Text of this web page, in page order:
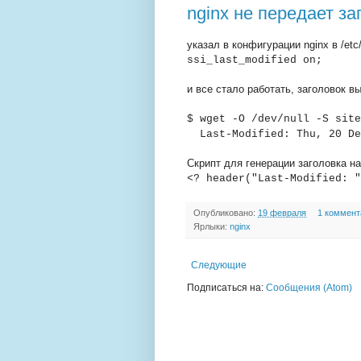
nginx не передает
указал в конфигурации nginx в /
ssi_last_modified on;
и все стало работать, заголовок
$ wget -O /dev/null -S
Last-Modified: Thu, 20
Скрипт для генерации заголовка
<? header("Last-
Опубликовано: 19 февраля
1
Ярлыки: nginx
Следующие
Подписаться на: Сообщения (Atom)